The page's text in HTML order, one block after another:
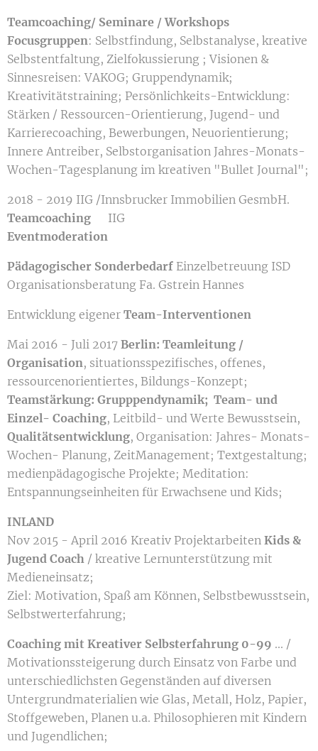
Teamcoaching/ Seminare / Workshops
Focusgruppen: Selbstfindung, Selbstanalyse, kreative
Selbstentfaltung, Zielfokussierung ; Visionen &
Sinnesreisen: VAKOG; Gruppendynamik;
Kreativitätstraining; Persönlichkeits-Entwicklung:
Stärken / Ressourcen-Orientierung, Jugend- und
Karrierecoaching, Bewerbungen, Neuorientierung;
Innere Antreiber, Selbstorganisation Jahres-Monats-
Wochen-Tagesplanung im kreativen "Bullet Journal";
2018 - 2019 IIG /Innsbrucker Immobilien GesmbH.
Teamcoaching
IIG
Eventmoderation
Pädagogischer Sonderbedarf Einzelbetreuung ISD
Organisationsberatung Fa. Gstrein Hannes
Entwicklung eigener Team-Interventionen
Mai 2016 - Juli 2017 Berlin: Teamleitung /
Organisation, situationsspezifisches, offenes,
ressourcenorientiertes, Bildungs-Konzept;
Teamstärkung: Grupppendynamik; Team- und
Einzel- Coaching, Leitbild- und Werte Bewusstsein,
Qualitätsentwicklung, Organisation: Jahres- Monats-
Wochen- Planung, ZeitManagement; Textgestaltung;
medienpädagogische Projekte; Meditation:
Entspannungseinheiten für Erwachsene und Kids;
INLAND
Nov 2015 - April 2016 Kreativ Projektarbeiten Kids &
Jugend Coach / kreative Lernunterstützung mit
Medieneinsatz;
Ziel: Motivation, Spaß am Können, Selbstbewusstsein,
Selbstwerterfahrung;
Coaching mit Kreativer Selbsterfahrung 0-99 ... /
Motivationssteigerung durch Einsatz von Farbe und
unterschiedlichsten Gegenständen auf diversen
Untergrundmaterialien wie Glas, Metall, Holz, Papier,
Stoffgeweben, Planen u.a. Philosophieren mit Kindern
und Jugendlichen;